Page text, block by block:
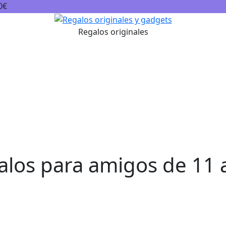
Regalos originales
para amigos de 11